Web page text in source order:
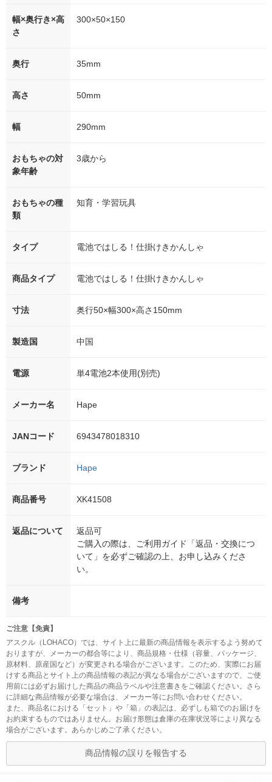
幅×奥行き×高
さ
300×50×150
奥行 35mm
高さ 50mm
幅 290mm
おもちゃの対
象年齢
3歳から
おもちゃの種
類
知育・学習玩具
タイプ 電池ではしる！仕掛けきかんしゃ
商品タイプ 電池ではしる！仕掛けきかんしゃ
寸法 奥行50×幅300×高さ150mm
製造国 中国
電源 単4電池2本使用(別売)
メーカー名 Hape
JANコード 6943478018310
ブランド Hape
商品番号 XK41508
返品について
返品可
ご購入の際は、ご利用ガイド「返品・交換につ
いて」を必ずご確認の上、お申し込みくださ
い。
備考
ご注意【免責】
アスクル（LOHACO）では、サイト上に最新の商品情報を表示するよう努めて
おりますが、メーカーの都合等により、商品規格・仕様（容量、パッケージ、
原材料、原産国など）が変更される場合がございます。このため、実際にお届
けする商品とサイト上の商品情報の表記が異なる場合がございますので、ご使
用前には必ずお届けした商品の商品ラベルや注意書きをご確認ください。さら
に詳細な商品情報が必要な場合は、メーカー等にお問い合わせください。
また、商品名における「セット」や「箱」の表記は、必ずしも箱でのお届けを
お約束するものではありません。お届け形態は倉庫の在庫状況等により異なる
場合がございます。あらかじめご了承ください。
商品情報の誤りを報告する